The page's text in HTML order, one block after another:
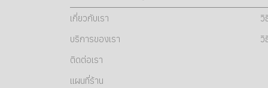
อุปกรณ์ลดเสียง
หน้ากากกันฝุ่นและสารเคมี
ป้องกันมือและแขน
เกี่ยวกับเรา
บริการของเรา
ติดต่อเรา
แผนที่ร้าน
วิ
วิ